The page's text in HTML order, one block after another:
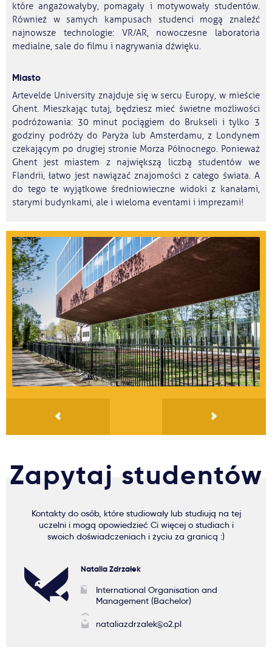
które angażowałyby, pomagały i motywowały studentów.
Również w samych kampusach studenci mogą znaleźć
najnowsze technologie: VR/AR, nowoczesne laboratoria
medialne, sale do filmu i nagrywania dźwięku.
Miasto
Artevelde University znajduje się w sercu Europy, w mieście
Ghent. Mieszkając tutaj, będziesz mieć świetne możliwości
podróżowania: 30 minut pociągiem do Brukseli i tylko 3
godziny podróży do Paryża lub Amsterdamu, z Londynem
czekającym po drugiej stronie Morza Północnego. Ponieważ
Ghent jest miastem z największą liczbą studentów we
Flandrii, łatwo jest nawiązać znajomości z całego świata. A
do tego te wyjątkowe średniowieczne widoki z kanałami,
starymi budynkami, ale i wieloma eventami i imprezami!
Zapytaj studentów
Kontakty do osób, które studiowały lub studiują na tej
uczelni i mogą opowiedzieć Ci więcej o studiach i
swoich doświadczeniach i życiu za granicą :)
Natalia Zdrzałek
International Organisation and
Management (Bachelor)
nataliazdrzalek@o2.pl